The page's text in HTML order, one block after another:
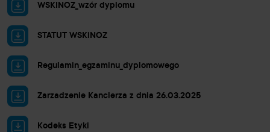
WSKINOZ_wzór dyplomu
STATUT WSKiNOZ
Regulamin_egzaminu_dyplomowego
Zarzadzenie Kanclerza z dnia 26.03.2025
Kodeks Etyki